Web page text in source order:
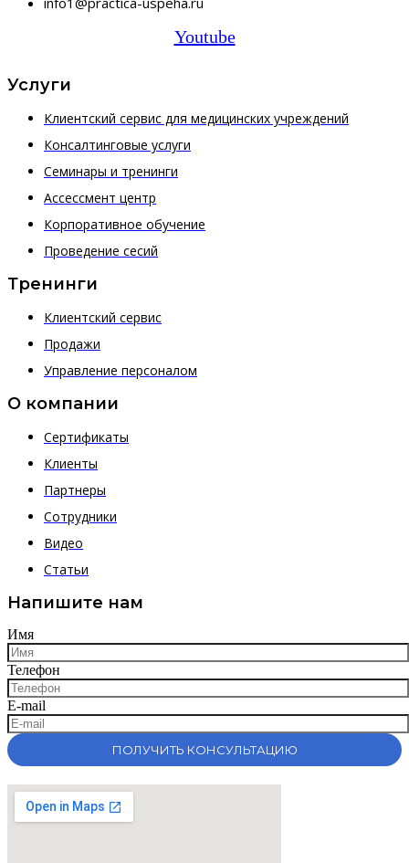
Youtube
Услуги
Клиентский сервис для медицинских учреждений
Консалтинговые услуги
Семинары и тренинги
Ассессмент центр
Корпоративное обучение
Проведение сесий
Тренинги
Клиентский сервис
Продажи
Управление персоналом
О компании
Сертификаты
Клиенты
Партнеры
Сотрудники
Видео
Статьи
Напишите нам
Имя
Телефон
E-mail